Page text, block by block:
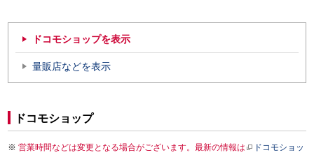
ドコモショップを表示
量販店などを表示
ドコモショップ
営業時間などは変更となる場合がございます。最新の情報は
ドコモショッ